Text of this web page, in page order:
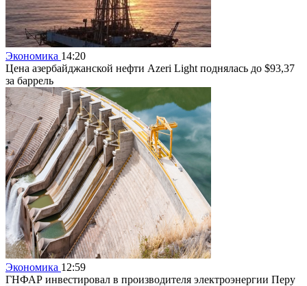
Экономика 14:20
Цена азербайджанской нефти Azeri Light поднялась до $93,37
за баррель
Экономика 12:59
ГНФАР инвестировал в производителя электроэнергии Перу